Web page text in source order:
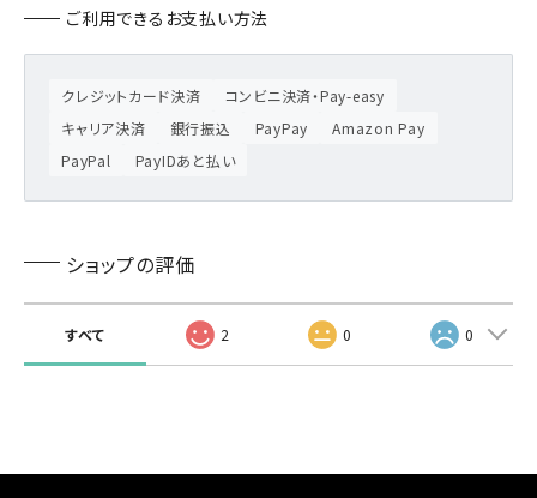
ご利用できるお支払い方法
クレジットカード決済
コンビニ決済・Pay-easy
キャリア決済
銀行振込 PayPay
Amazon Pay
PayPal
PayIDあと払い
ショップの評価
すべて 2 0 0